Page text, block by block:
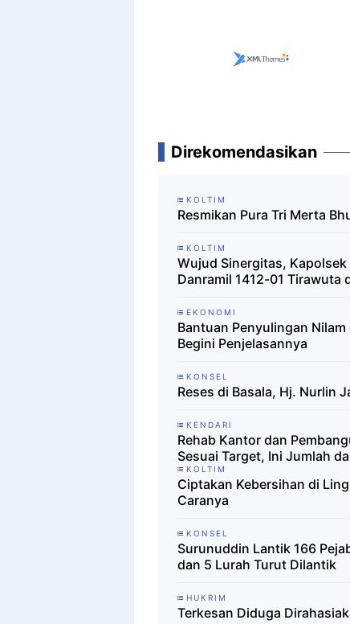
Direkomendasikan
KOLTIM
Resmikan Pura Tri Merta
KOLTIM
Wujud Sinergitas, Kapolsek
Danramil 1412-01 Tirawuta
EKONOMI
Bantuan Penyulingan
Begini Penjelasannya
KONSEL
Reses di Basala, Hj. Nurlin
KENDARI
Rehab Kantor dan
Sesuai Target, Ini Jumlah
KOLTIM
Ciptakan Kebersihan di
Caranya
KONSEL
Surunuddin Lantik 166
dan 5 Lurah Turut Dilantik
HUKRIM
Terkesan Diduga